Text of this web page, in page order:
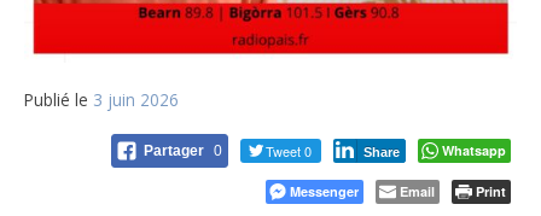
Publié le 3 juin 2026
Partager 0 Tweet 0 Share Whatsapp
Messenger Email Print